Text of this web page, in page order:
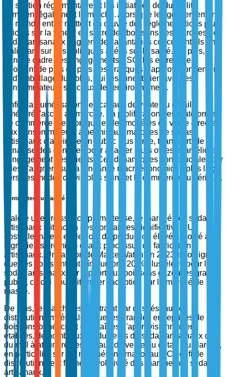
Le soutien réglementaire et les initiatives de durabilité
stimulent également le marché. Alors que les gouvernements
du monde entier mettent en œuvre des réglementations plus
strictes sur la teneur en sucre des boissons, les marques de
sodas artisanaux gagnent des avantages concurrentiels en
s'alignant sur ces politiques axées sur la santé. De plus,
dans le cadre des engagements ESG, les entreprises
adoptent de plus en plus des pratiques d'approvisionnement
et d'emballage durables, qui résonnent bien avec les
consommateurs soucieux de l'environnement.
Enfin, la numérisation des canaux de vente au détail a
amélioré l'accès au marché. La prolifération des plateformes
de commerce électronique et des modèles de vente directe
aux consommateurs a permis aux marques de sodas
artisanaux d'atteindre un public plus large, tirant parti de
l'analyse des données pour adapter leurs offres et améliorer
l'engagement des clients. Ces dynamiques sont cruciales car
elles s'alignent sur la tendance macroéconomique plus large
vers des modes de vie plus sains et le commerce numérique.
Contraintes du Marché
Malgré une croissance prometteuse, le marché des sodas
artisanaux fait face à des contraintes significatives. Un
obstacle majeur est le coût de production élevé associé aux
ingrédients premium et aux processus de fabrication
artisanaux. Un rapport de MarketWatch en 2023 a souligné
que ces coûts ont entraîné un prix 20 % plus élevé pour les
sodas artisanaux par rapport aux boissons gazeuses grand
public, ce qui pourrait limiter l'adoption sur le marché de
masse.
De plus, le marché est contraint par des réseaux de
distribution limités. Alors que les grandes entreprises de
boissons bénéficient de chaînes d'approvisionnement
établies, de nombreux producteurs de sodas artisanaux ont
du mal à atteindre des canaux de vente au détail plus larges,
en particulier sur les marchés internationaux. Ce défi de
distribution peut freiner l'évolutivité des marques de sodas
artisanaux.